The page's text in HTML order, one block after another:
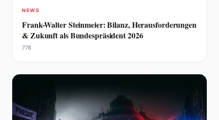
NEWS
Frank-Walter Steinmeier: Bilanz, Herausforderungen
& Zukunft als Bundespräsident 2026
778